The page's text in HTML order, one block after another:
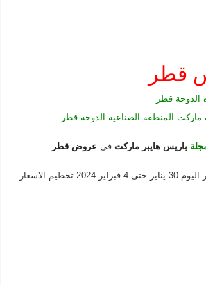
قطر
الدوحة قطر
المنطقة الصناعية الدوحة قطر
باريس هايبر ماركتفى عروض قطر
الاسعار